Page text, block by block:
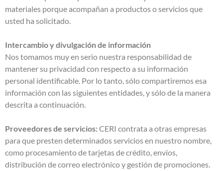
materiales porque acompañan a productos o servicios que
usted ha solicitado.
Intercambio y divulgación de información
Nos tomamos muy en serio nuestra responsabilidad de
mantener su privacidad con respecto a su información
personal identificable. Por lo tanto, sólo compartiremos esa
información con las siguientes entidades, y sólo de la manera
descrita a continuación.
Proveedores de servicios:CERI contrata a otras empresas
para que presten determinados servicios en nuestro nombre,
como procesamiento de tarjetas de crédito, envíos,
distribución de correo electrónico y gestión de promociones.